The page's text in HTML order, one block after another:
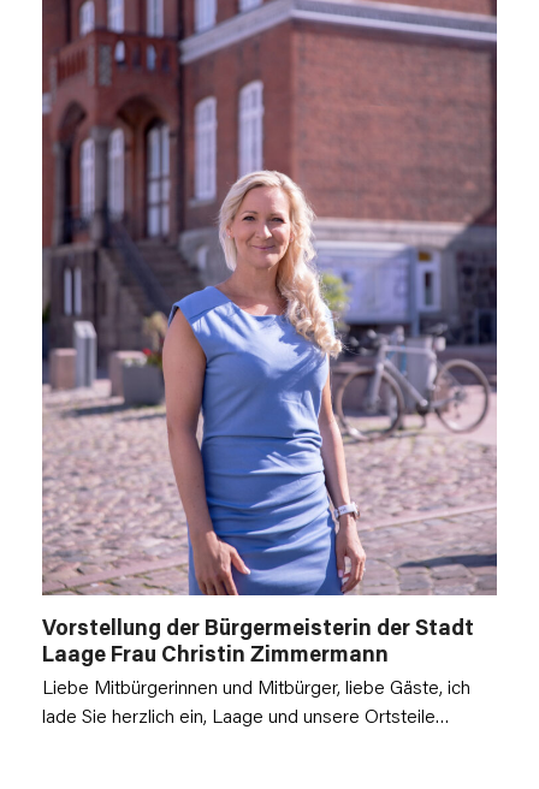
Vorstellung der Bürgermeisterin der Stadt
Laage Frau Christin Zimmermann
Liebe Mitbürgerinnen und Mitbürger, liebe Gäste, ich
lade Sie herzlich ein, Laage und unsere Ortsteile…